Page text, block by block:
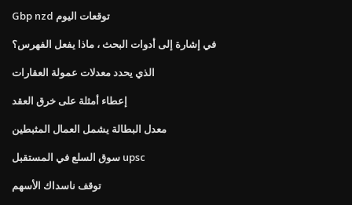
Gbp nzd توقعات اليوم
في إشارة إلى أدوات البحث ، ماذا يفعل الفهرس؟
الذي يحدد معدلات عمولة العقارات
إعطاء أمثلة على خرق العقد
معدل البطالة يشمل العمال المثبطين
سوق السلع في المستقبل upsc
توقف ناسداك الأسهم